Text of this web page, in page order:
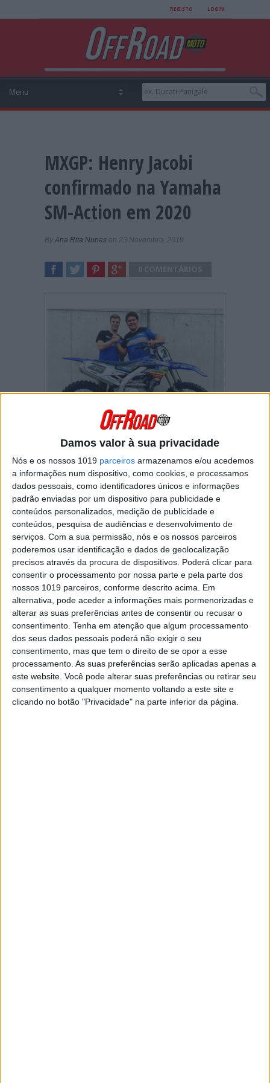
Damos valor à sua privacidade
Nós e os nossos 1019 parceiros armazenamos e/ou acedemos
a informações num dispositivo, como cookies, e processamos
dados pessoais, como identificadores únicos e informações
padrão enviadas por um dispositivo para publicidade e
conteúdos personalizados, medição de publicidade e
conteúdos, pesquisa de audiências e desenvolvimento de
serviços. Com a sua permissão, nós e os nossos parceiros
poderemos usar identificação e dados de geolocalização
precisos através da procura de dispositivos. Poderá clicar para
consentir o processamento por nossa parte e pela parte dos
nossos 1019 parceiros, conforme descrito acima. Em
alternativa, pode aceder a informações mais pormenorizadas e
alterar as suas preferências antes de consentir ou recusar o
consentimento. Tenha em atenção que algum processamento
dos seus dados pessoais poderá não exigir o seu
consentimento, mas que tem o direito de se opor a esse
processamento. As suas preferências serão aplicadas apenas a
este website. Você pode alterar suas preferências ou retirar seu
consentimento a qualquer momento voltando a este site e
clicando no botão "Privacidade" na parte inferior da página.
REGISTO LOGIN
MXGP: Henry Jacobi
confirmado na Yamaha
SM-Action em 2020
By Ana Rita Nunes on 23 Novembro, 2019
A próxima temporada será o ano de estreia de
Jacobi no Campeonato do Mundo de MXGP
depois de vários anos na classe MX2. Este é,
sem dúvida, um momento emocionante para a
equipa SM-Action Yamaha que conseguiu
garantir uma moto de fábrica para o jovem
alemão na classe rainha.
O piloto alemão mostrou-se claramente
entusiasmado com este novo desafio que lhe
colocaram em mãos. ” Finalmente posso
revelar o segredo que, na realidade, já não era
grande segredo. Estou muito feliz por me
juntar à família Yamaha com a equipa SM-
Action em 2020. Estou a trabalhar com os
melhores para fazer a transição perfeita para
MXGP, tanto fisicamente como na própria
condução da moto. Estou mais do que
satisfeito e mais motivado que nunca!”
A equipa focou-se mais no Campeonato do
Mundo de MX2 no passado, mas tomou agora
a decisão de passar para a categoria rainha na